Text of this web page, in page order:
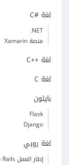
لغة C#‎
‎.NET
منصة Xamarin
لغة C++‎
لغة C
بايثون
Flask
Django
لغة روبي
إطار العمل Ruby on Rails